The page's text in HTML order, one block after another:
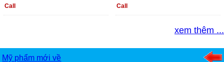
Call Call
xem thêm ...
Mỹ phẩm mới về